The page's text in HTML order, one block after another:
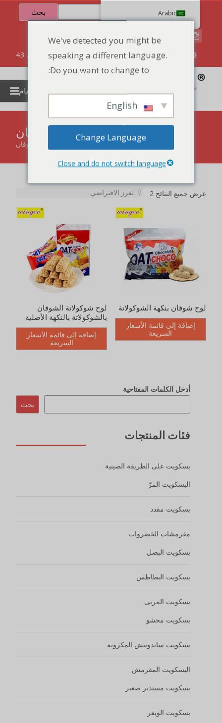
بحث
86 134 170 266 43
قائمة الطعام
شوكولاتة الشوفان
الصفحة الرئيسية شوكولاتة الشوفان
عرض جميع النتائج 2
لوح شوفان بنكهة الشوكولاتة
إضافة إلى قائمة الأسعار
السريعة
لوح شوكولاتة الشوفان
بالشوكولاتة بالنكهة الأصلية
إضافة إلى قائمة الأسعار
السريعة
أدخل الكلمات المفتاحية
بحث
فئات المنتجات
بسكويت على الطريقة الصينية
البسكويت المرّ
بسكويت مقدد
مقرمشات الخضروات
بسكويت البصل
بسكويت البطاطس
بسكويت المربى
بسكويت محشو
بسكويت ساندويتش المكرونة
البسكويت المقرمش
بسكويت مستدير صغير
بسكويت الويفر
Arabic
We've detected you might be
speaking a different language.
Do you want to change to:
Change Language
Close and do not switch language